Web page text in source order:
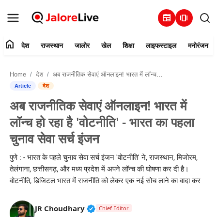
newspaper amp_stories
संपर्क करें
देश
राजस्थान
जालोर
खेल
शिक्षा
home देश राजस्थान जालोर खेल शिक्षा लाइफस्टाइल मनोरंजन
Home देश अब राजनीतिक सेवाएं ऑनलाइन! भारत में लॉन्च हो रहा है 'वोटनीति' - भारत का पहला चुनाव सेवा सर्च इंजन
Article देश
अब राजनीतिक सेवाएं ऑनलाइन! भारत में
लॉन्च हो रहा है 'वोटनीति' - भारत का पहला
चुनाव सेवा सर्च इंजन
पुणे : - भारत के पहले चुनाव सेवा सर्च इंजन 'वोटनीति' ने, राजस्थान, मिजोरम,
तेलंगाना, छत्तीसगढ़, और मध्य प्रदेश में अपने लॉन्च की घोषणा कर दी है।
वोटनीति, डिजिटल भारत में राजनीति को लेकर एक नई सोच लाने का वादा कर
JR Choudhary Verified Public Figure • 30 Mar,
Chief Editor